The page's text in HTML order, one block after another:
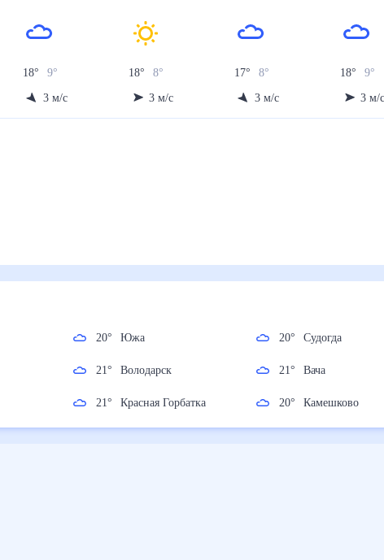
18° 9°
3 м/с
18° 8°
3 м/с
17° 8°
3 м/с
18° 9°
3 м/
20° Южа
21° Володарск
21° Красная Горбатка
20° Судогда
21° Вача
20° Камешково